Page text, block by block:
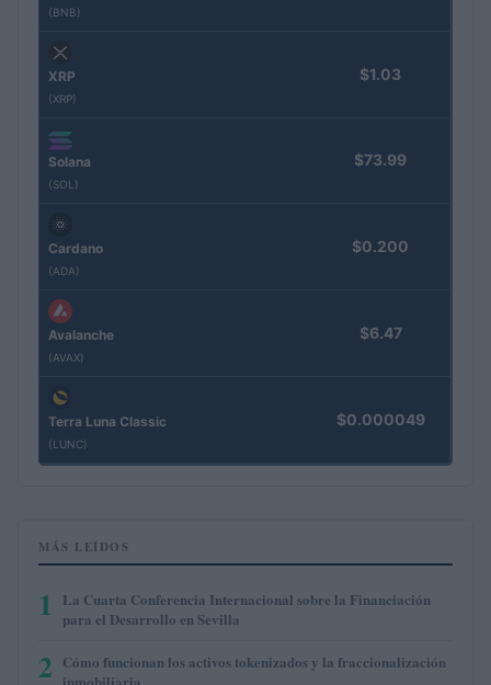
(BNB)
XRP
(XRP)
$1.03
Solana
(SOL)
$73.99
Cardano
(ADA)
$0.200
Avalanche
(AVAX)
$6.47
Terra Luna Classic
(LUNC)
$0.000049
MÁS LEÍDOS
1
La Cuarta Conferencia Internacional sobre la Financiación
para el Desarrollo en Sevilla
2 Cómo funcionan los activos tokenizados y la fraccionalización